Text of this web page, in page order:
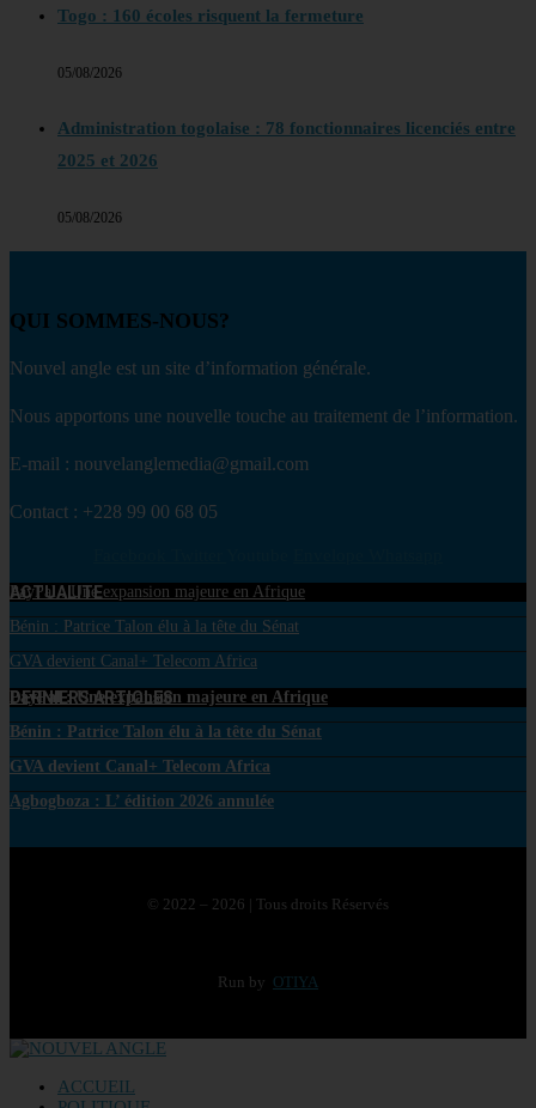
Togo : 160 écoles risquent la fermeture
05/08/2026
Administration togolaise : 78 fonctionnaires licenciés entre
2025 et 2026
05/08/2026
QUI SOMMES-NOUS?
Nouvel angle est un site d’information générale.
Nous apportons une nouvelle touche au traitement de l’information.
E-mail : nouvelanglemedia@gmail.com
Contact : +228 99 00 68 05
ACTUALITE
PayPal : Une expansion majeure en Afrique
Bénin : Patrice Talon élu à la tête du Sénat
GVA devient Canal+ Telecom Africa
DERNIERS ARTICLES
PayPal : Une expansion majeure en Afrique
Bénin : Patrice Talon élu à la tête du Sénat
GVA devient Canal+ Telecom Africa
Agbogboza : L’ édition 2026 annulée
© 2022 – 2026 | Tous droits Réservés
Run by OTIYA
ACCUEIL